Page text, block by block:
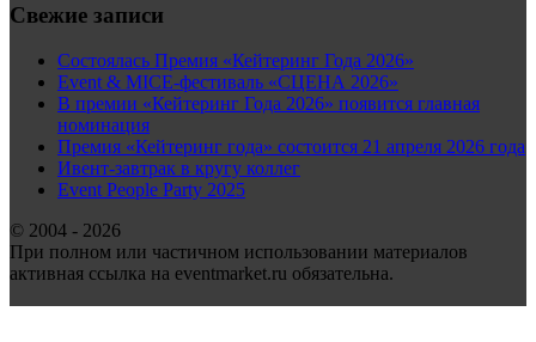
Свежие записи
Состоялась Премия «Кейтеринг Года 2026»
Event & MICE-фестиваль «СЦЕНА 2026»
В премии «Кейтеринг Года 2026» появится главная
номинация
Премия «Кейтеринг года» состоится 21 апреля 2026 года
Ивент-завтрак в кругу коллег
Event People Party 2025
© 2004 - 2026
При полном или частичном использовании материалов
активная ссылка на eventmarket.ru обязательна.